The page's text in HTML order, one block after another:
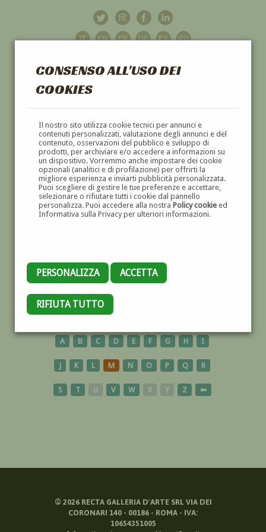
CONSENSO ALL'USO DEI
COOKIES
Il nostro sito utilizza cookie tecnici per annunci e
contenuti personalizzati, valutazione degli annunci e del
contenuto, osservazioni del pubblico e sviluppo di
prodotti, per archiviare e/o accedere a informazioni su
un dispositivo. Vorremmo anche impostare dei cookie
opzionali (analitici e di profilazione) per offrirti la
migliore esperienza e inviarti pubblicità personalizzata.
Puoi scegliere di gestire le tue preferenze e accettare,
selezionare o rifiutare tutti i cookie dal pannello
personalizza. Puoi accedere alla nostra Policy cookieed
Informativa sulla Privacy per ulteriori informazioni.
PERSONALIZZA ACCETTA
RIFIUTA TUTTO
GALLERIAD'ARTE
DIPINTI E SCULTURE '800 E '900
MANICHINO
A B C D E F G H I
J K L M N O P Q R
S T U V W X Y Z ⬅
© 2026RECTA GALLERIA D'ARTE SRL VIA DEI
CORONARI 140 - 00186 - ROMA - IVA:
10654351005